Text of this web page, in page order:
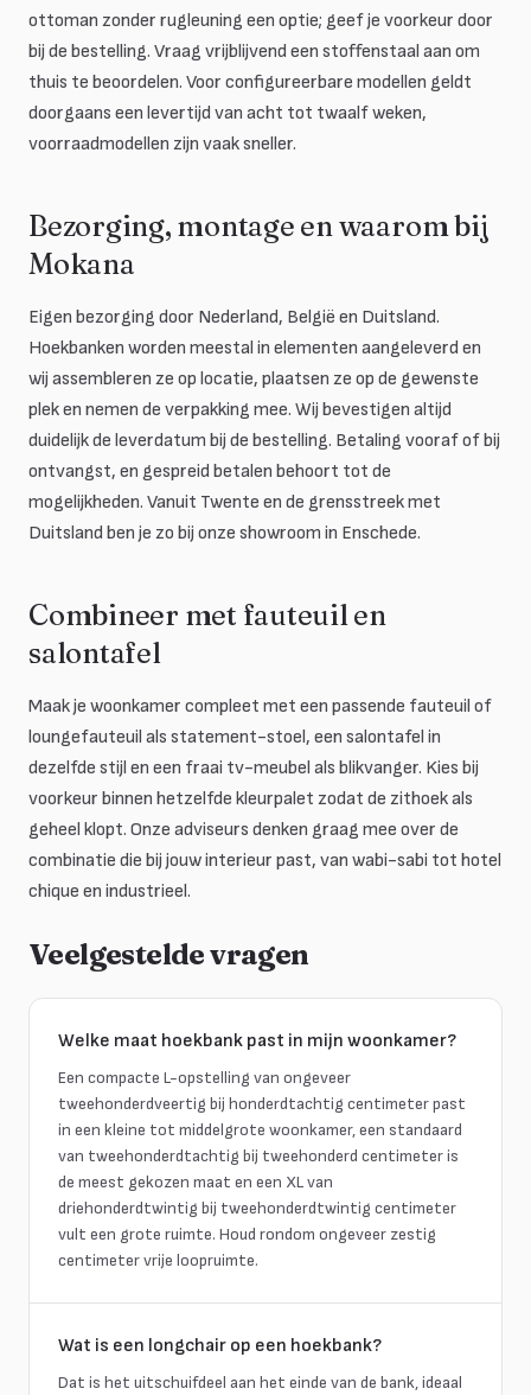
ottoman zonder rugleuning een optie; geef je voorkeur door
bij de bestelling. Vraag vrijblijvend een stoffenstaal aan om
thuis te beoordelen. Voor configureerbare modellen geldt
doorgaans een levertijd van acht tot twaalf weken,
voorraadmodellen zijn vaak sneller.
Bezorging, montage en waarom bij
Mokana
Eigen bezorging door Nederland, België en Duitsland.
Hoekbanken worden meestal in elementen aangeleverd en
wij assembleren ze op locatie, plaatsen ze op de gewenste
plek en nemen de verpakking mee. Wij bevestigen altijd
duidelijk de leverdatum bij de bestelling. Betaling vooraf of bij
ontvangst, en gespreid betalen behoort tot de
mogelijkheden. Vanuit Twente en de grensstreek met
Duitsland ben je zo bij onze showroom in Enschede.
Combineer met fauteuil en
salontafel
Maak je woonkamer compleet met een passende fauteuil of
loungefauteuil als statement-stoel, een salontafel in
dezelfde stijl en een fraai tv-meubel als blikvanger. Kies bij
voorkeur binnen hetzelfde kleurpalet zodat de zithoek als
geheel klopt. Onze adviseurs denken graag mee over de
combinatie die bij jouw interieur past, van wabi-sabi tot hotel
chique en industrieel.
Veelgestelde vragen
Welke maat hoekbank past in mijn woonkamer?
Een compacte L-opstelling van ongeveer
tweehonderdveertig bij honderdtachtig centimeter past
in een kleine tot middelgrote woonkamer, een standaard
van tweehonderdtachtig bij tweehonderd centimeter is
de meest gekozen maat en een XL van
driehonderdtwintig bij tweehonderdtwintig centimeter
vult een grote ruimte. Houd rondom ongeveer zestig
centimeter vrije loopruimte.
Wat is een longchair op een hoekbank?
Dat is het uitschuifdeel aan het einde van de bank, ideaal